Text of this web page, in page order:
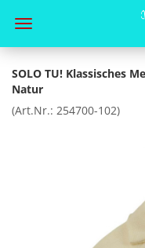
SOLO TU! Klassisches
Natur
(Art.Nr.: 254700-102)